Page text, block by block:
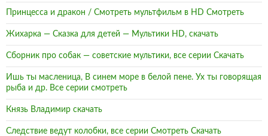
Принцесса и дракон / Смотреть мультфильм в HD Смотреть
Жихарка — Сказка для детей — Мультики HD, скачать
Сборник про собак — советские мультики, все серии Скачать
Ишь ты масленица, В синем море в белой пене. Ух ты говорящая
рыба и др. Все серии смотреть
Князь Владимир скачать
Следствие ведут колобки, все серии Смотреть Скачать